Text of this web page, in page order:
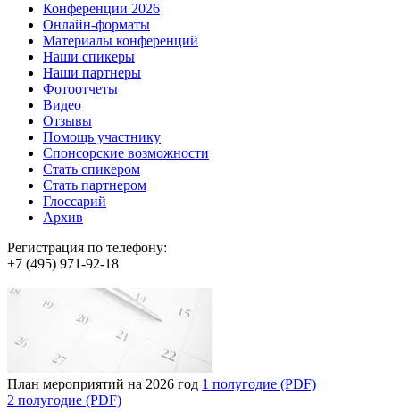
Конференции 2026
Онлайн-форматы
Материалы конференций
Наши спикеры
Наши партнеры
Фотоотчеты
Видео
Отзывы
Помощь участнику
Спонсорские возможности
Стать спикером
Стать партнером
Глоссарий
Архив
Регистрация по телефону:
+7 (495) 971-92-18
План мероприятий на 2026 год 1 полугодие (PDF)
2 полугодие (PDF)